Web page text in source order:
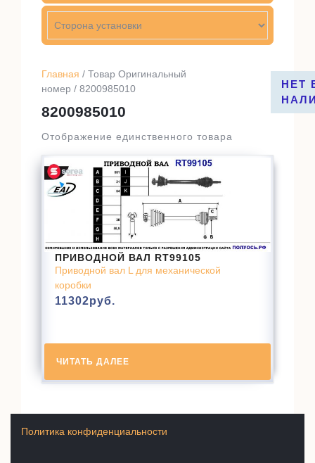
Главная / Товар Оригинальный
номер / 8200985010
8200985010
Отображение единственного товара
НЕТ
ПРИВОДНОЙ ВАЛ RT99105
Приводной вал L для механической
коробки
11302руб.
ЧИТАТЬ ДАЛЕЕ
Политика конфиденциальности